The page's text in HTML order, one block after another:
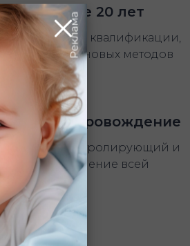
более 20 лет
повышение квалификации,
внедрение новых методов
сопровождение
контролирующий и
вас в течение всей
ЭКО